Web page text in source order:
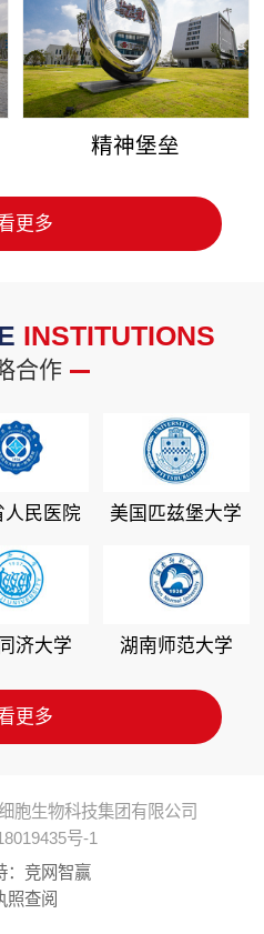
精神堡垒
更多
INSTITUTIONS
合作
人民医院 美国匹兹堡大学
济大学 湖南师范大学
更多
胞生物科技集团有限公司
号-1
竞网智赢
照查阅